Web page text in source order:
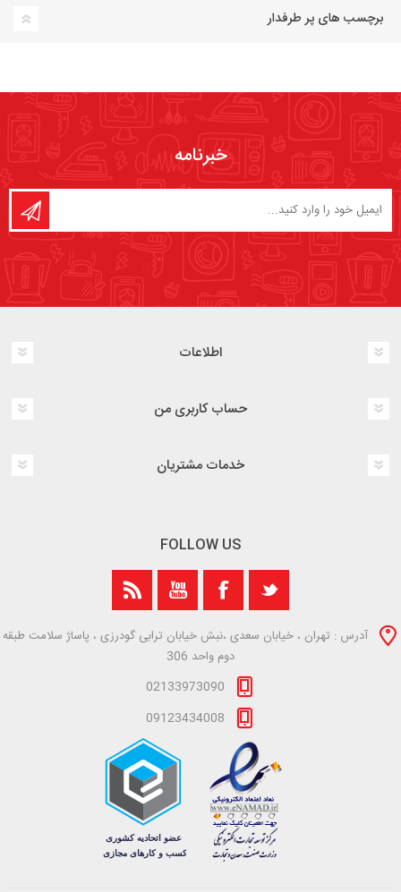
برچسب های پر طرفدار
خبرنامه
اطلاعات
حساب کاربری من
خدمات مشتریان
FOLLOW US
آدرس : تهران ، خیابان سعدی ،نبش خیابان ترابی گودرزی ، پاساژ سلامت طبقه
دوم واحد 306
02133973090
09123434008